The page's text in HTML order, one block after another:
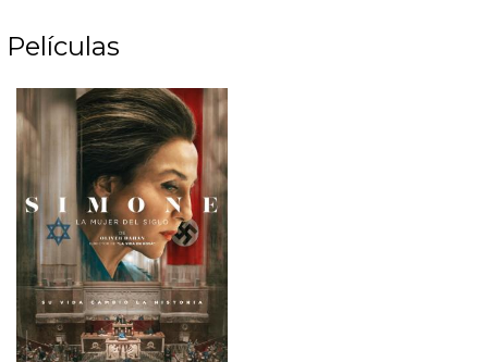
Películas